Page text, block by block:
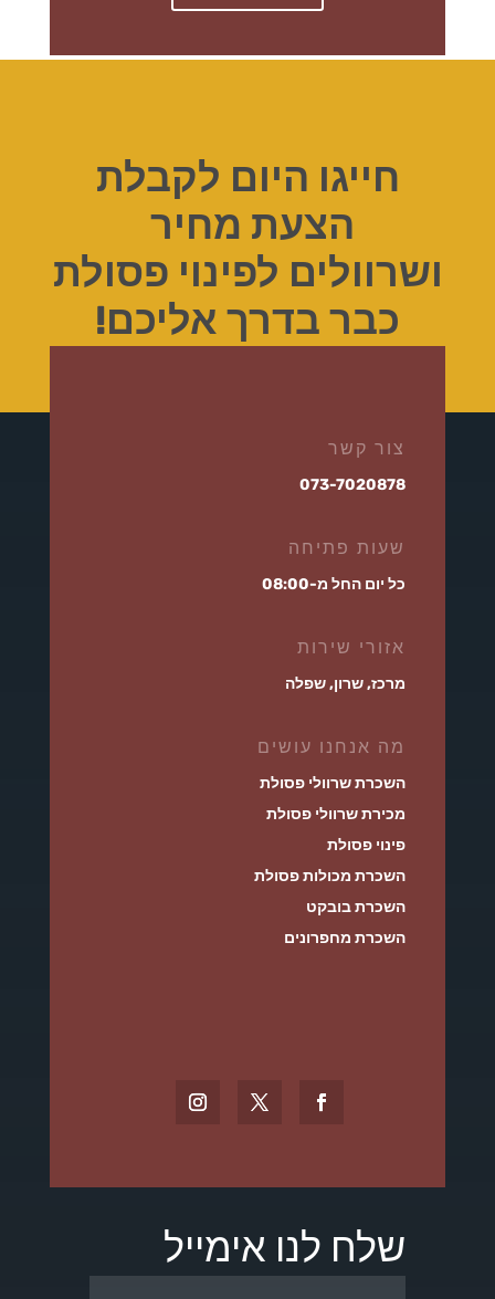
חייגו היום לקבלת
הצעת מחיר
ושרוולים לפינוי פסולת
כבר בדרך אליכם!
צור קשר
073-7020878
שעות פתיחה
כל יום החל מ-08:00
אזורי שירות
מרכז, שרון, שפלה
מה אנחנו עושים
השכרת שרוולי פסולת
מכירת שרוולי פסולת
פינוי פסולת
השכרת מכולות פסולת
השכרת בובקט
השכרת מחפרונים
שלח לנו אימייל